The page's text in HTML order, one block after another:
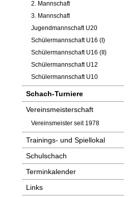
2. Mannschaft
3. Mannschaft
Jugendmannschaft U20
Schülermannschaft U16 (I)
Schülermannschaft U16 (II)
Schülermannschaft U12
Schülermannschaft U10
Schach-Turniere
Vereinsmeisterschaft
Vereinsmeister seit 1978
Trainings- und Spiellokal
Schulschach
Terminkalender
Links